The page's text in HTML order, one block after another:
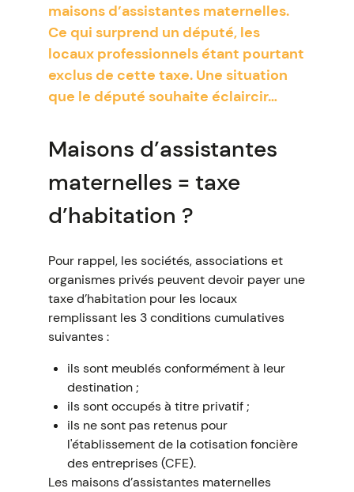
maisons d’assistantes maternelles.
Ce qui surprend un député, les
locaux professionnels étant pourtant
exclus de cette taxe. Une situation
que le député souhaite éclaircir…
Maisons d’assistantes
maternelles = taxe
d’habitation ?
Pour rappel, les sociétés, associations et
organismes privés peuvent devoir payer une
taxe d’habitation pour les locaux
remplissant les 3 conditions cumulatives
suivantes :
ils sont meublés conformément à leur
destination ;
ils sont occupés à titre privatif ;
ils ne sont pas retenus pour
l'établissement de la cotisation foncière
des entreprises (CFE).
Les maisons d’assistantes maternelles